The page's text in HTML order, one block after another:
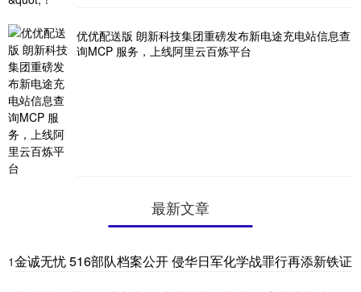
优优配送版 朗新科技集团重磅发布新电途充电站信息查
询MCP 服务，上线阿里云百炼平台
最新文章
1金诚无忧 516部队档案公开 侵华日军化学战罪行再添新铁证